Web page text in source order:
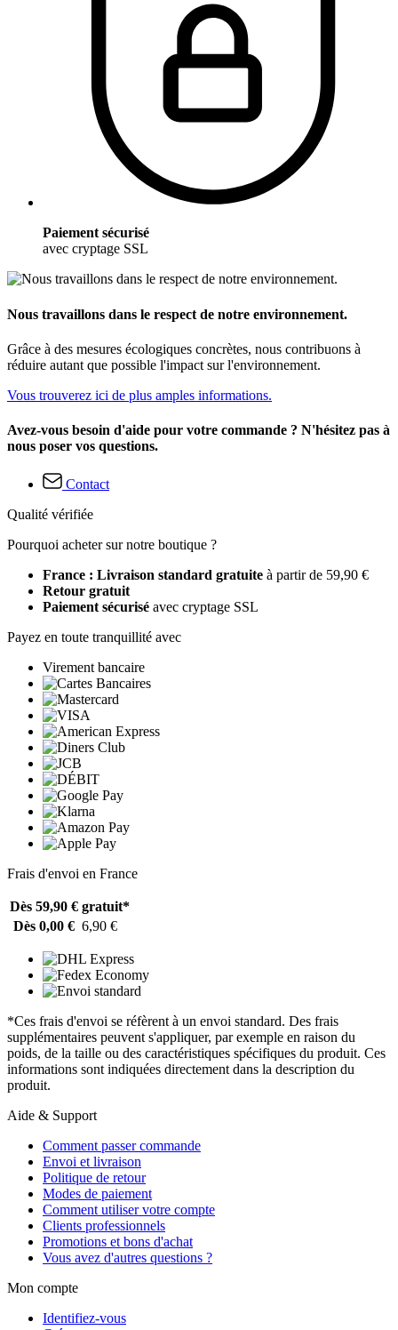
Paiement sécurisé
avec cryptage SSL
Nous travaillons dans le respect de notre environnement.
Grâce à des mesures écologiques concrètes, nous contribuons à
réduire autant que possible l'impact sur l'environnement.
Vous trouverez ici de plus amples informations.
Avez-vous besoin d'aide pour votre commande ? N'hésitez pas à
nous poser vos questions.
Contact
Qualité vérifiée
Pourquoi acheter sur notre boutique ?
France : Livraison standard gratuite à partir de 59,90 €
Retour gratuit
Paiement sécurisé avec cryptage SSL
Payez en toute tranquillité avec
Virement bancaire
Frais d'envoi en France
Dès 59,90 € gratuit*
Dès 0,00 € 6,90 €
*Ces frais d'envoi se réfèrent à un envoi standard. Des frais
supplémentaires peuvent s'appliquer, par exemple en raison du
poids, de la taille ou des caractéristiques spécifiques du produit. Ces
informations sont indiquées directement dans la description du
produit.
Aide & Support
Comment passer commande
Envoi et livraison
Politique de retour
Modes de paiement
Comment utiliser votre compte
Clients professionnels
Promotions et bons d'achat
Vous avez d'autres questions ?
Mon compte
Identifiez-vous